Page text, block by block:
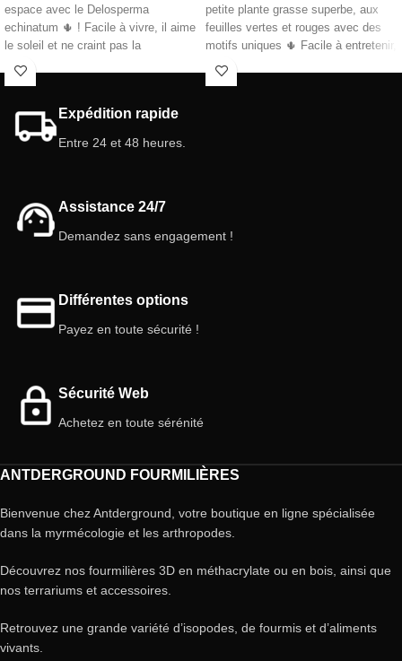
espace avec le Delosperma
echinatum 🌵 ! Facile à vivre, il aime
le soleil et ne craint pas la
sécheresse. Parfait pour pots,
Caractéristiques :
Pot:5,5 (cm).
petite plante grasse superbe, aux
feuilles vertes et rouges avec des
motifs uniques 🌵 Facile à entretenir,
elle est parfaite pour les débutants
Expédition rapide
Entre 24 et 48 heures.
Assistance 24/7
Demandez sans engagement !
Différentes options
Payez en toute sécurité !
Sécurité Web
Achetez en toute sérénité
ANTDERGROUND FOURMILIÈRES
Bienvenue chez Antderground, votre boutique en ligne spécialisée
dans la myrmécologie et les arthropodes.
Découvrez nos fourmilières 3D en méthacrylate ou en bois, ainsi que
nos terrariums et accessoires.
Retrouvez une grande variété d’isopodes, de fourmis et d’aliments
vivants.